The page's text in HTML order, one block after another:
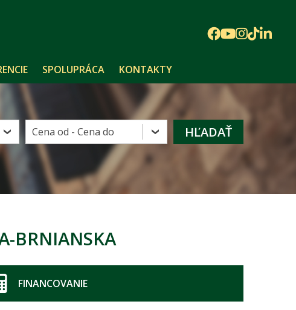
SPOLUPRÁCA KONTAKTY
BRNIANSKA
FINANCOVANIE